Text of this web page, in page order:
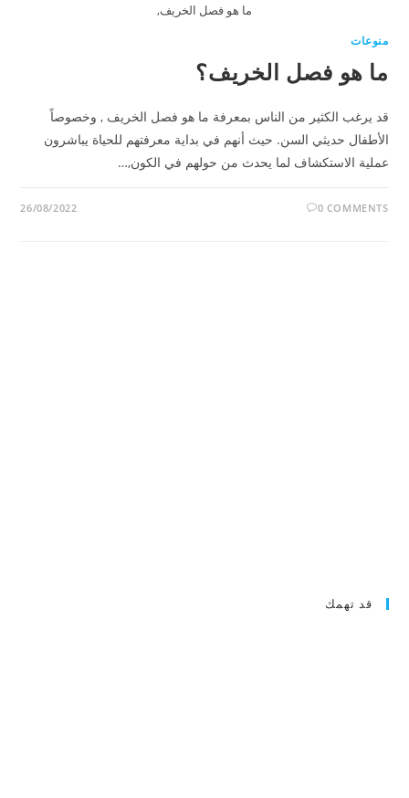
ما هو فصل الخريف,
منوعات
ما هو فصل الخريف؟
قد يرغب الكثير من الناس بمعرفة ما هو فصل الخريف , وخصوصاً
الأطفال حديثي السن. حيث أنهم في بداية معرفتهم للحياة يباشرون
عملية الاستكشاف لما يحدث من حولهم في الكون,…
0 COMMENTS
26/08/2022
قد تهمك